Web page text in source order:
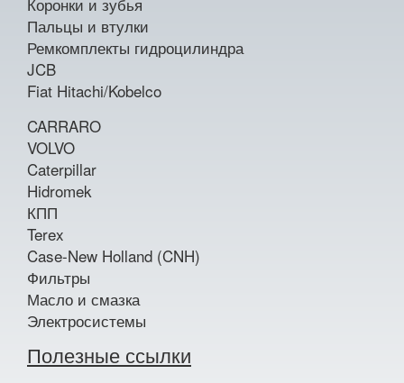
Пальцы и втулки
Ремкомплекты гидроцилиндра
JCB
Fiat Hitachi/Kobelco
CARRARO
VOLVO
Caterpillar
Hidromek
КПП
Terex
Case-New Holland (CNH)
Фильтры
Масло и смазка
Электросистемы
Полезные ссылки